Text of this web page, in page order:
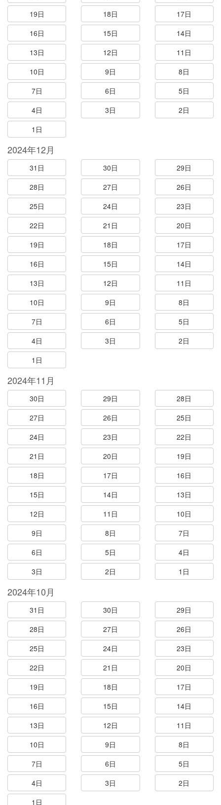
19日
18日
17日
16日
15日
14日
13日
12日
11日
10日
9日
8日
7日
6日
5日
4日
3日
2日
1日
2024年12月
31日 30日
29日
28日
27日
26日
25日
24日
23日
22日
21日
20日
19日
18日
17日
16日
15日
14日
13日
12日
11日
10日
9日
8日
7日
6日
5日
4日
3日
2日
1日
2024年11月
30日 29日
28日
27日
26日
25日
24日
23日
22日
21日
20日
19日
18日
17日
16日
15日
14日
13日
12日
11日
10日
9日
8日
7日
6日
5日
4日
3日
2日 1日
2024年10月
31日 30日
29日
28日
27日
26日
25日
24日
23日
22日
21日
20日
19日
18日
17日
16日
15日
14日
13日
12日
11日
10日
9日
8日
7日
6日
5日
4日
3日
2日
1日